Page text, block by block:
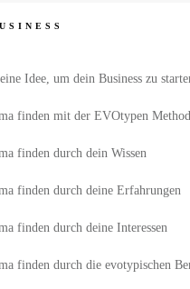
Idee, um dein Business zu
finden mit der EVOtypen
finden durch dein Wissen
finden durch deine Erfahrungen
finden durch deine Interessen
finden durch die evotypischen